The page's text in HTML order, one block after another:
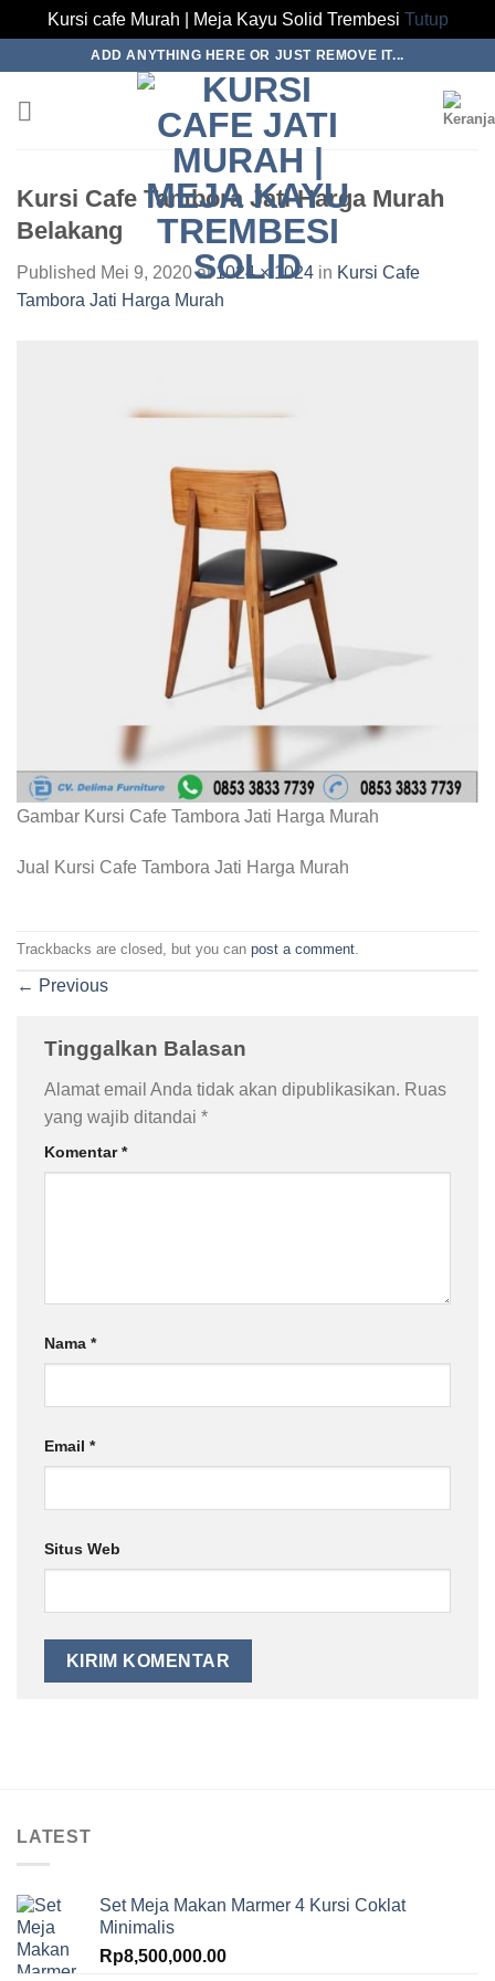
Kursi cafe Murah | Meja Kayu Solid Trembesi Tutup
content
ADD ANYTHING HERE OR JUST REMOVE IT...
Kursi Cafe Tambora Jati Harga Murah
Belakang
Published Mei 9, 2020at1024 × 1024 in Kursi Cafe
Tambora Jati Harga Murah
Gambar Kursi Cafe Tambora Jati Harga Murah
Jual Kursi Cafe Tambora Jati Harga Murah
Trackbacks are closed, but you can post a comment.
← Previous
Tinggalkan Balasan
Alamat email Anda tidak akan dipublikasikan. Ruas
yang wajib ditandai *
Komentar*
Nama *
Email *
Situs Web
LATEST
Set Meja Makan Marmer 4 Kursi Coklat
Minimalis
Rp8,500,000.00